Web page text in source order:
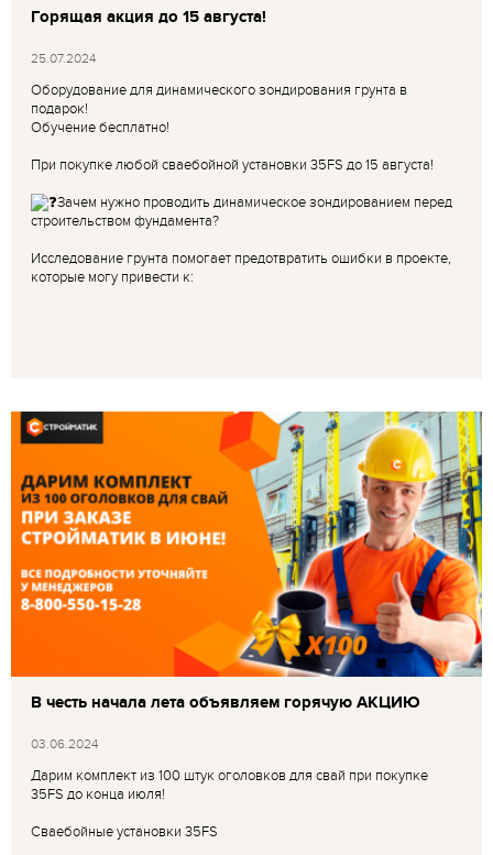
Горящая акция до 15 августа!
25.07.2024
Оборудование для динамического зондирования грунта в
подарок!
Обучение бесплатно!
При покупке любой сваебойной установки 35FS до 15 августа!
Зачем нужно проводить динамическое зондированием перед
строительством фундамента?
Исследование грунта помогает предотвратить ошибки в проекте,
которые могу привести к:
В честь начала лета объявляем горячую АКЦИЮ
03.06.2024
Дарим комплект из 100 штук оголовков для свай при покупке
35FS до конца июля!
Сваебойные установки 35FS